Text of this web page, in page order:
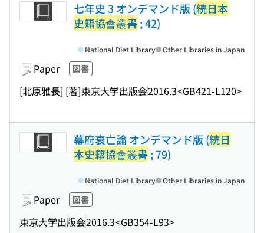
七年史 3 オンデマンド版 (続日本
史籍協會叢書 ; 42)
Paper 図書
[北原雅長] [著]東京大学出版会2016.3<GB421-L120>
National Diet Library Other Libraries in Japan
幕府衰亡論 オンデマンド版 (続日
本史籍協會叢書 ; 79)
Paper 図書
東京大学出版会2016.3<GB354-L93>
National Diet Library Other Libraries in Japan